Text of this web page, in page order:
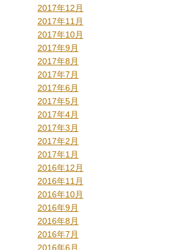
2017年12月
2017年11月
2017年10月
2017年9月
2017年8月
2017年7月
2017年6月
2017年5月
2017年4月
2017年3月
2017年2月
2017年1月
2016年12月
2016年11月
2016年10月
2016年9月
2016年8月
2016年7月
2016年6月